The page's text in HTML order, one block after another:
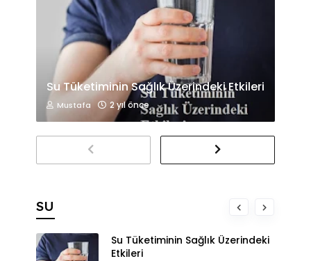
Su Tüketiminin Sağlık Üzerindeki Etkileri
Mustafa 2 yıl önce
SU
Su Tüketiminin Sağlık Üzerindeki
Etkileri